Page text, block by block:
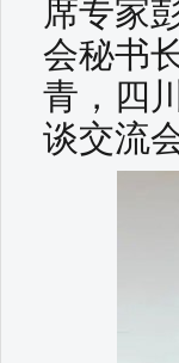
席专家
会秘书
青，四
谈交流会